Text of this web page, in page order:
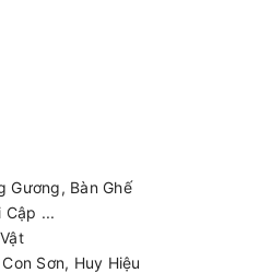
Gương, Bàn Ghế
Cập ...
Sơn, Huy Hiệu